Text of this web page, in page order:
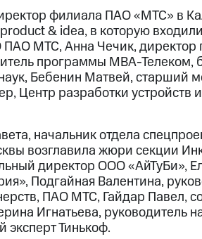
филиала ПАО «МТС» в
& idea, в которую
МТС, Анна Чечик,
программы МВА-
Бебенин Матвей, старший
Центр разработки
начальник отдела
возглавила жюри секции
директор ООО «АйТуБи»,
Подгайная Валентина,
ПАО МТС, Гайдар Павел,
Игнатьева,
Тинькоф.